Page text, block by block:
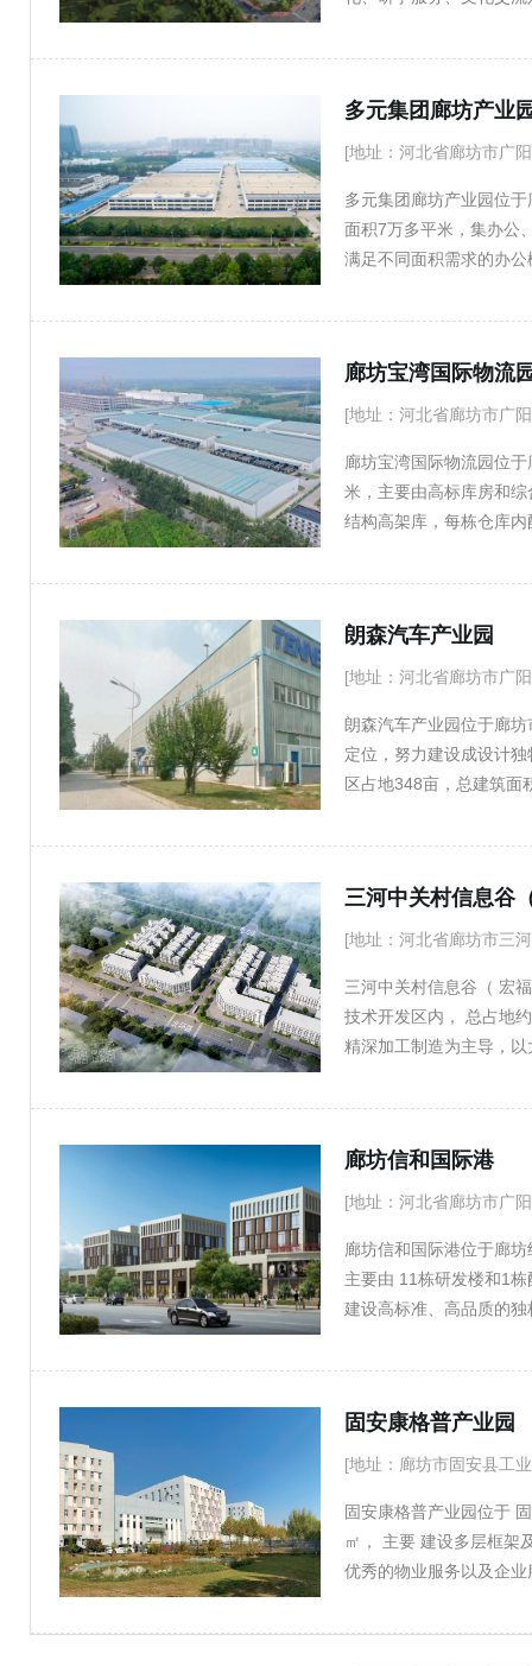
货园区、图书电商园区
多元集团廊坊产业
[地址：河北省廊坊市广
多元集团廊坊产业园位
面积7万多平米，集办公
满足不同面积需求的办
极具代表的产业园之一。
廊坊宝湾国际物流
[地址：河北省廊坊市广
廊坊宝湾国际物流园位
米，主要由高标库房和
结构高架库，每栋仓库
地健康、安全、环保的
朗森汽车产业园
[地址：河北省廊坊市广
朗森汽车产业园位于廊
定位，努力建设成设计
区占地348亩，总建筑面
90亩可定制，招商产业
三河中关村信息谷
[地址：河北省廊坊市三
三河中关村信息谷（ 宏
技术开发区内， 总占地
精深加工制造为主导，
群。以园区为载体，聚
廊坊信和国际港
[地址：河北省廊坊市广
廊坊信和国际港位于廊
主要由 11栋研发楼和1
建设高标准、高品质的
固安康格普产业园
[地址：廊坊市固安县工
固安康格普产业园位于
㎡， 主要 建设多层框架
优秀的物业服务以及企
丰富。主导产业； 通用